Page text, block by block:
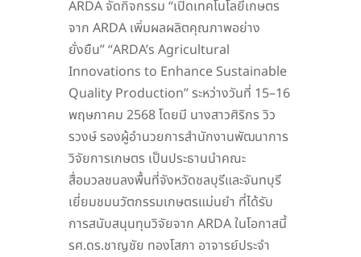
ARDA จัดกิจกรรม “เปิดเทคโนโลยีเกษตร
จาก ARDA เพิ่มผลผลิตคุณภาพอย่าง
ยั่งยืน” “ARDA’s Agricultural
Innovations to Enhance Sustainable
Quality Production” ระหว่างวันที่ 15–16
พฤษภาคม 2568 โดยมี นางสาวศิริกร วิว
รวงษ์ รองผู้อำนวยการสำนักงานพัฒนาการ
วิจัยการเกษตร เป็นประธานนำคณะ
สื่อมวลชนลงพื้นที่จังหวัดชลบุรีและจันทบุรี
เยี่ยมชมนวัตกรรมเกษตรแม่นยำ ที่ได้รับ
การสนับสนุนทุนวิจัยจาก ARDA ในโอกาสนี้
รศ.ดร.ชาญชัย ทองโสภา อาจารย์ประจำ